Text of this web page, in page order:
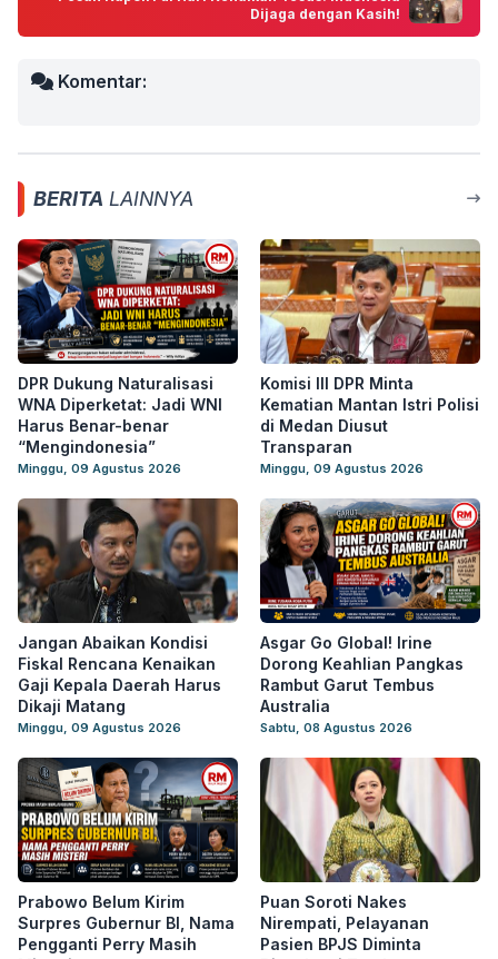
Dijaga dengan Kasih!
Komentar:
BERITA LAINNYA
DPR Dukung Naturalisasi
WNA Diperketat: Jadi WNI
Harus Benar-benar
“Mengindonesia”
Minggu, 09 Agustus 2026
Komisi III DPR Minta
Kematian Mantan Istri Polisi
di Medan Diusut
Transparan
Minggu, 09 Agustus 2026
Jangan Abaikan Kondisi
Fiskal Rencana Kenaikan
Gaji Kepala Daerah Harus
Dikaji Matang
Minggu, 09 Agustus 2026
Asgar Go Global! Irine
Dorong Keahlian Pangkas
Rambut Garut Tembus
Australia
Sabtu, 08 Agustus 2026
Prabowo Belum Kirim
Surpres Gubernur BI, Nama
Pengganti Perry Masih
Puan Soroti Nakes
Nirempati, Pelayanan
Pasien BPJS Diminta